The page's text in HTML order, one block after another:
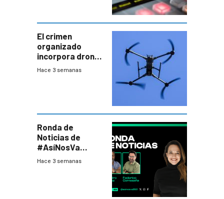
El crimen
organizado
incorpora drones
y abre un nuevo
Hace 3 semanas
Ronda de
Noticias de
#AsíNosVa
(20/7/26)
Hace 3 semanas